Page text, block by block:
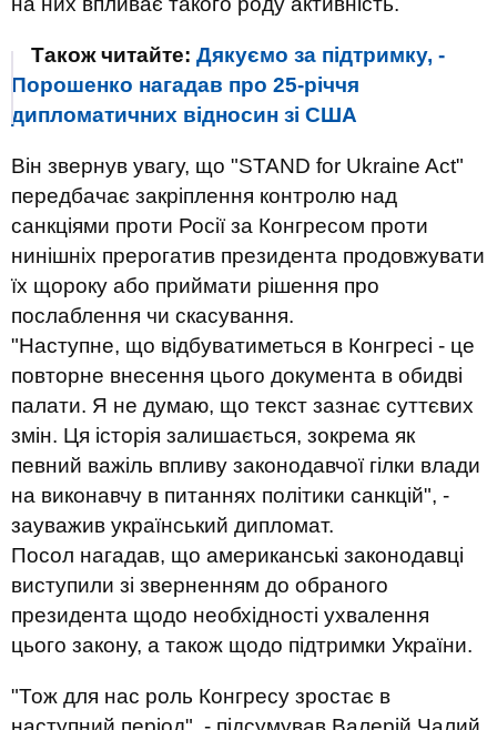
Також читайте: Дякуємо за підтримку, -
Порошенко нагадав про 25-річчя
дипломатичних відносин зі США
Він звернув увагу, що "STAND for Ukraine Act"
передбачає закріплення контролю над
санкціями проти Росії за Конгресом проти
нинішніх прерогатив президента продовжувати
їх щороку або приймати рішення про
послаблення чи скасування.
"Наступне, що відбуватиметься в Конгресі - це
повторне внесення цього документа в обидві
палати. Я не думаю, що текст зазнає суттєвих
змін. Ця історія залишається, зокрема як
певний важіль впливу законодавчої гілки влади
на виконавчу в питаннях політики санкцій", -
зауважив український дипломат.
Посол нагадав, що американські законодавці
виступили зі зверненням до обраного
президента щодо необхідності ухвалення
цього закону, а також щодо підтримки України.
"Тож для нас роль Конгресу зростає в